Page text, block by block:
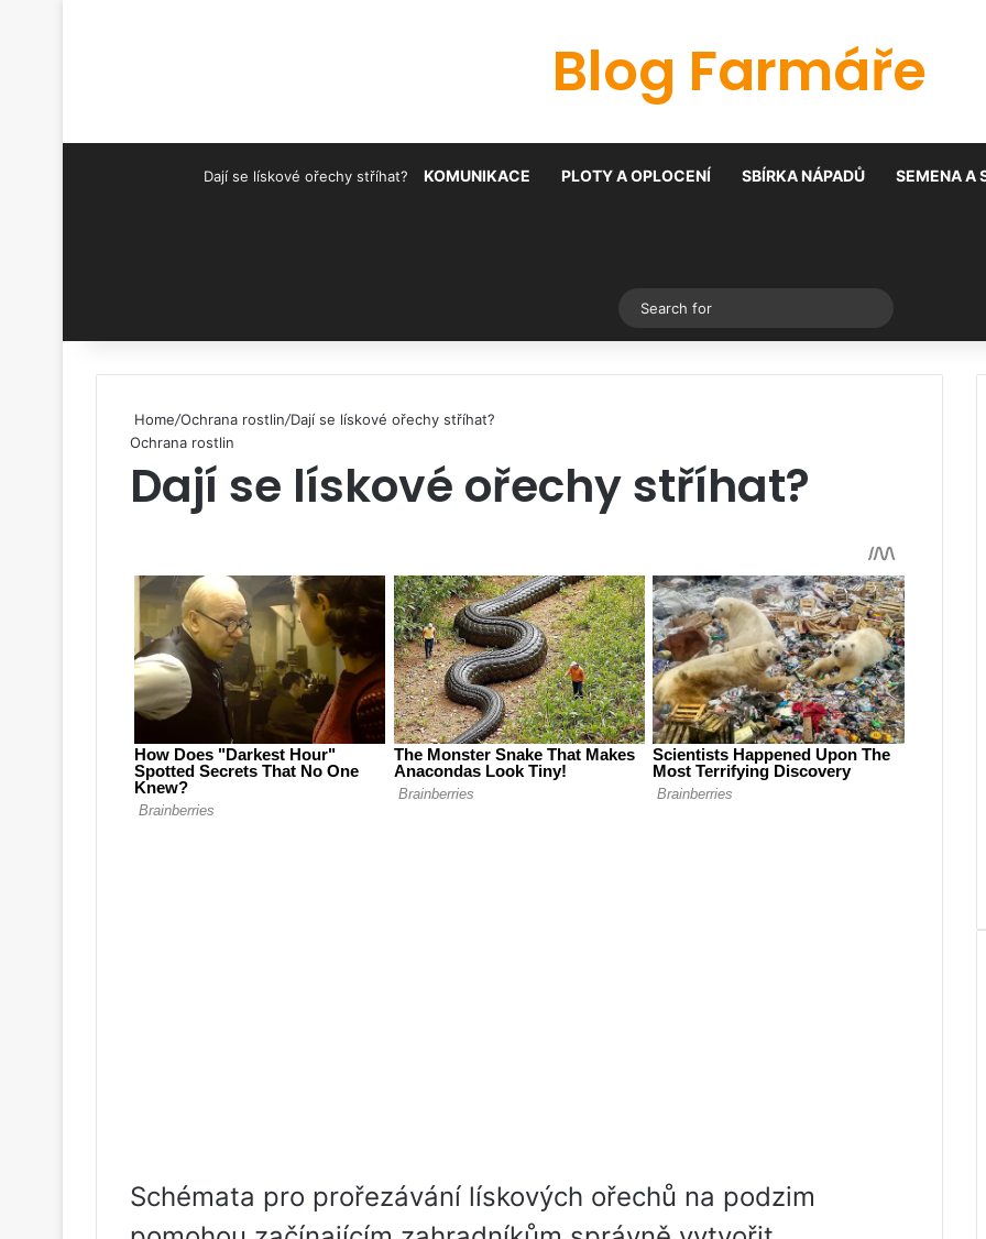
Blog Farmáře
Dají se lískové ořechy stříhat? KOMUNIKACE PLOTY A OPLOCENÍ SBÍRKA NÁPADŮ SEMENA A
Switch skin
for
Home/Ochrana rostlin/Dají se lískové ořechy stříhat?
Ochrana rostlin
Dají se lískové ořechy stříhat?
Schémata pro prořezávání lískových ořechů na podzim